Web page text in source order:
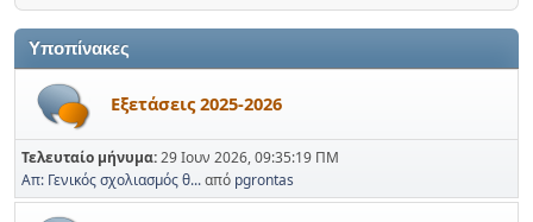
Υποπίνακες
Εξετάσεις 2025-2026
Τελευταίο μήνυμα:29 Ιουν 2026, 09:35:19 ΠΜ
Απ: Γενικός σχολιασμός θ...από pgrontas